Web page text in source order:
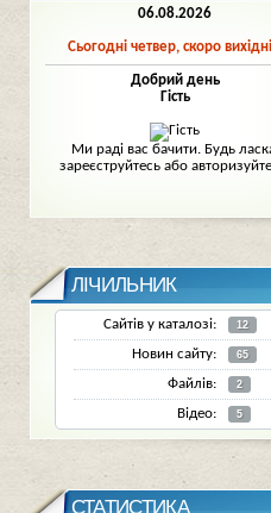
06.08.2026
Сьогодні четвер, скоро
Добрий день
Гість
Mи раді вас бачити. Будь
зареєструйтесь або
ЛІЧИЛЬНИК
Сайтів у каталозі: 12
Новин сайту: 65
Файлів: 2
Відео: 5
СТАТИСТИКА